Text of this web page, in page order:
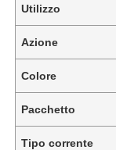
Utilizzo
Azione
Colore
Pacchetto
Tipo corrente